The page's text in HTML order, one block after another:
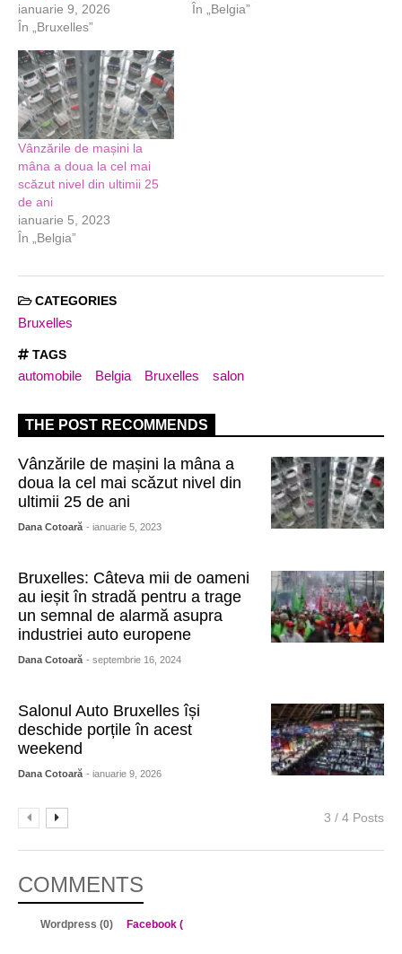
ianuarie 9, 2026
În „Bruxelles”
În „Belgia”
Vânzările de mașini la
mâna a doua la cel mai
scăzut nivel din ultimii 25
de ani
ianuarie 5, 2023
În „Belgia”
CATEGORIES
Bruxelles
TAGS
automobile Belgia Bruxelles salon
THE POST RECOMMENDS
Vânzările de mașini la mâna a
doua la cel mai scăzut nivel din
ultimii 25 de ani
Dana Cotoară - ianuarie 5, 2023
Bruxelles: Câteva mii de oameni
au ieșit în stradă pentru a trage
un semnal de alarmă asupra
industriei auto europene
Dana Cotoară - septembrie 16, 2024
Salonul Auto Bruxelles își
deschide porțile în acest
weekend
Dana Cotoară - ianuarie 9, 2026
3 / 4 Posts
COMMENTS
Wordpress (0) Facebook (